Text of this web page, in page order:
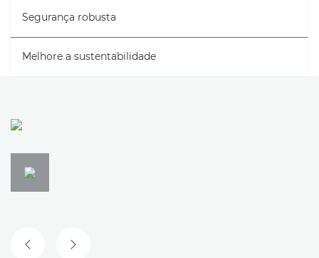
Segurança robusta
Melhore a sustentabilidade
DIAPOSITIVO ANTERIOR
DIAPOSITIVO SEGUINTE